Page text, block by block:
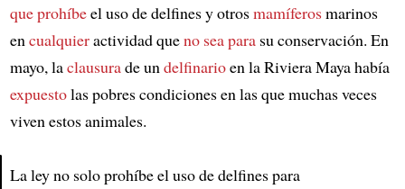
que prohíbeel uso de delfines y otrosmamíferosmarinos
en cualquieractividad queno sea parasu conservación. En
mayo, laclausurade un delfinarioen la Riviera Maya había
expuestolas pobres condiciones en las que muchas veces
viven estos animales.
La ley no solo prohíbe el uso de delfines para